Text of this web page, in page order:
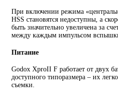
При включении режима
HSS становятся недоступны, а
быть значительно увеличена за
между каждым импульсом
Питание
Godox XproII F работает от двух
доступного типоразмера – их
съемки.